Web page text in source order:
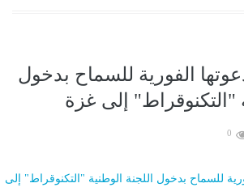
الفورية للسماح بدخول
"التكنوقراط" إلى غزة
0